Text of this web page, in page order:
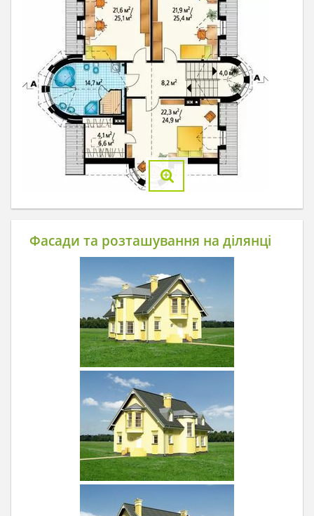
Фасади та розташування на ділянці